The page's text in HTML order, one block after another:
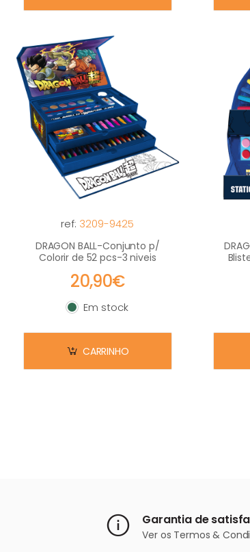
ref: 3209-9425
DRAGON BALL-Conjunto p/
Colorir de 52 pcs-3 niveis
20,90€
Em stock
Em stock
CARRINHO
Garantia de
Ver os Termos &